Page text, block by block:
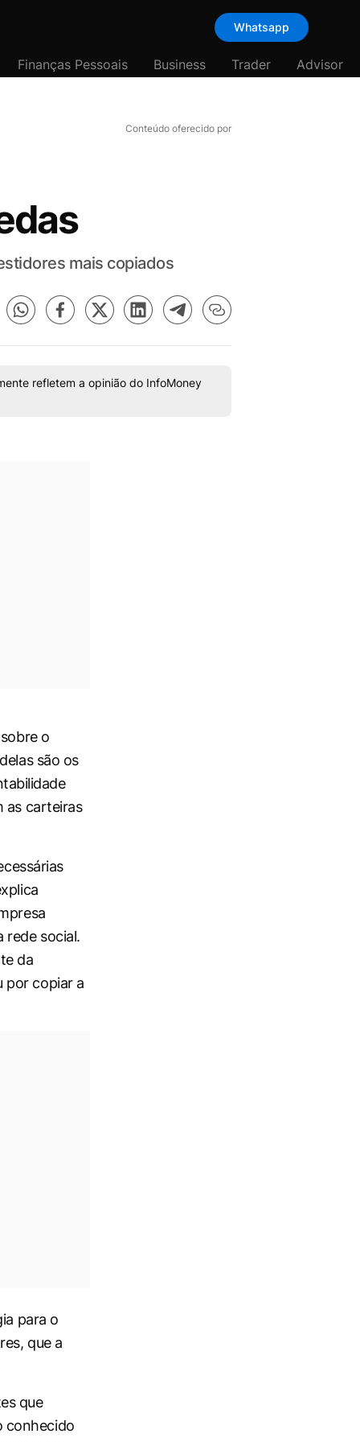
Whatsapp
Finanças Pessoais Business Trader Advisor
Conteúdo oferecido por
mais copiados
refletem a opinião do InfoMoney
o
são os
as carteiras
rede social.
da
por copiar a
para o
que a
que
conhecido